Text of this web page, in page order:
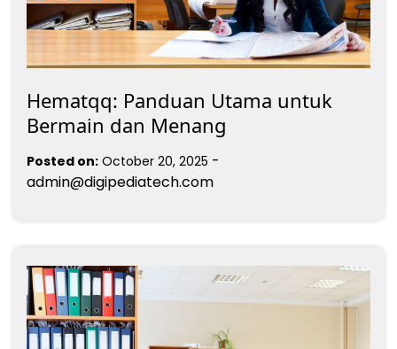
Hematqq: Panduan Utama untuk
Bermain dan Menang
Posted on: October 20, 2025 -
admin@digipediatech.com